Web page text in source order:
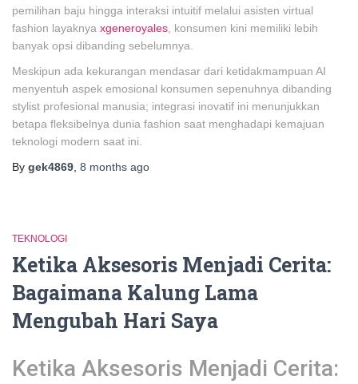
pemilihan baju hingga interaksi intuitif melalui asisten virtual
fashion layaknya xgeneroyales , konsumen kini memiliki lebih
banyak opsi dibanding sebelumnya.
Meskipun ada kekurangan mendasar dari ketidakmampuan AI
menyentuh aspek emosional konsumen sepenuhnya dibanding
stylist profesional manusia; integrasi inovatif ini menunjukkan
betapa fleksibelnya dunia fashion saat menghadapi kemajuan
teknologi modern saat ini.
By gek4869 8 months ago
TEKNOLOGI
Ketika Aksesoris Menjadi Cerita:
Bagaimana Kalung Lama
Mengubah Hari Saya
Ketika Aksesoris Menjadi Cerita: